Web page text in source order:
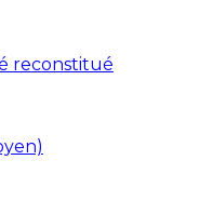
reconstitué